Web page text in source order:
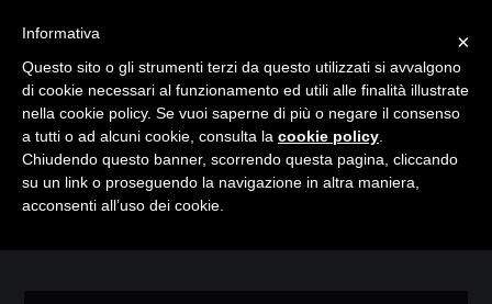
×
Informativa
Questo sito o gli strumenti terzi da questo utilizzati si avvalgono
di cookie necessari al funzionamento ed utili alle finalità illustrate
nella cookie policy. Se vuoi saperne di più o negare il consenso
a tutti o ad alcuni cookie, consulta la cookie policy
Chiudendo questo banner, scorrendo questa pagina, cliccando
su un link o proseguendo la navigazione in altra maniera,
acconsenti all’uso dei cookie.